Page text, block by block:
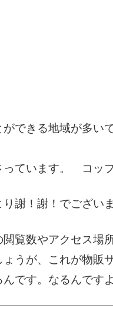
できる地域が多い
ています。 コッ
謝！謝！でございま
覧数やアクセス場
うが、これが物販
です。なるんです